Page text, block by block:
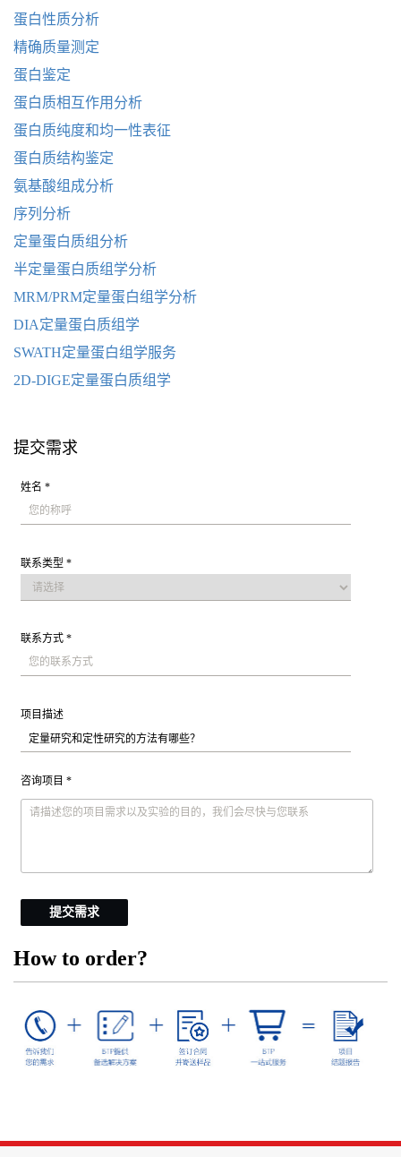
蛋白性质分析
精确质量测定
蛋白鉴定
蛋白质相互作用分析
蛋白质纯度和均一性表征
蛋白质结构鉴定
氨基酸组成分析
序列分析
定量蛋白质组分析
半定量蛋白质组学分析
MRM/PRM定量蛋白组学分析
DIA定量蛋白质组学
SWATH定量蛋白组学服务
2D-DIGE定量蛋白质组学
提交需求
姓名 *
联系类型 *
联系方式 *
项目描述
咨询项目 *
提交需求
How to order?